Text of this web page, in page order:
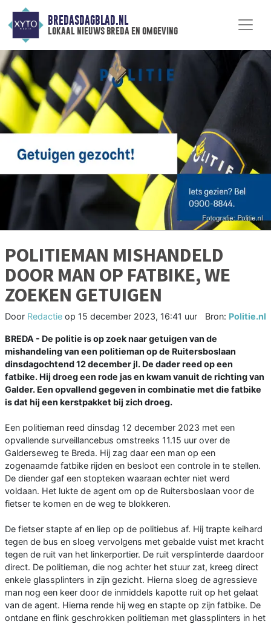
BREDASDAGBLAD.NL
lokaal nieuws breda en omgeving
POLITIEMAN MISHANDELD
DOOR MAN OP FATBIKE, WE
ZOEKEN GETUIGEN
Door Redactie op 15 december 2023, 16:41 uur Bron: Politie.nl
BREDA - De politie is op zoek naar getuigen van de
mishandeling van een politieman op de Ruitersboslaan
dinsdagochtend 12 december jl. De dader reed op een
fatbike. Hij droeg een rode jas en kwam vanuit de richting van
Galder. Een opvallend gegeven in combinatie met die fatbike
is dat hij een kerstpakket bij zich droeg.
Een politieman reed dinsdag 12 december 2023 met een
opvallende surveillancebus omstreeks 11.15 uur over de
Galderseweg te Breda. Hij zag daar een man op een
zogenaamde fatbike rijden en besloot een controle in te stellen.
De diender gaf een stopteken waaraan echter niet werd
voldaan. Het lukte de agent om op de Ruitersboslaan voor de
fietser te komen en de weg te blokkeren.
De fietser stapte af en liep op de politiebus af. Hij trapte keihard
tegen de bus en sloeg vervolgens met gebalde vuist met kracht
tegen de ruit van het linkerportier. De ruit versplinterde daardoor
direct. De politieman, die nog achter het stuur zat, kreeg direct
enkele glassplinters in zijn gezicht. Hierna sloeg de agressieve
man nog een keer door de inmiddels kapotte ruit op het gelaat
van de agent. Hierna rende hij weg en stapte op zijn fatbike. De
ontdane en flink geschrokken politieman met glassplinters in het